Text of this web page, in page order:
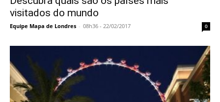
visitados do mundo
Equipe Mapa de Londres - 08h36 - 22/02/2017 0